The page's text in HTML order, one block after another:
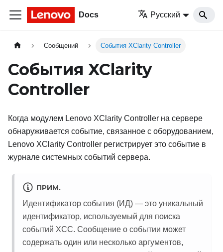
Docs Русский
Сообщений События XClarity Controller
События XClarity
Controller
Когда модулем Lenovo XClarity Controller на сервере
обнаруживается событие, связанное с оборудованием,
Lenovo XClarity Controller регистрирует это событие в
журнале системных событий сервера.
ПРИМ.
Идентификатор события (ИД) — это уникальный
идентификатор, используемый для поиска
событий XCC. Сообщение о событии может
содержать один или несколько аргументов,